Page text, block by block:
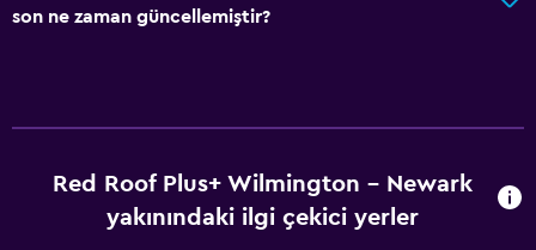
son ne zaman güncellemiştir?
Red Roof Plus+ Wilmington - Newark
yakınındaki ilgi çekici yerler